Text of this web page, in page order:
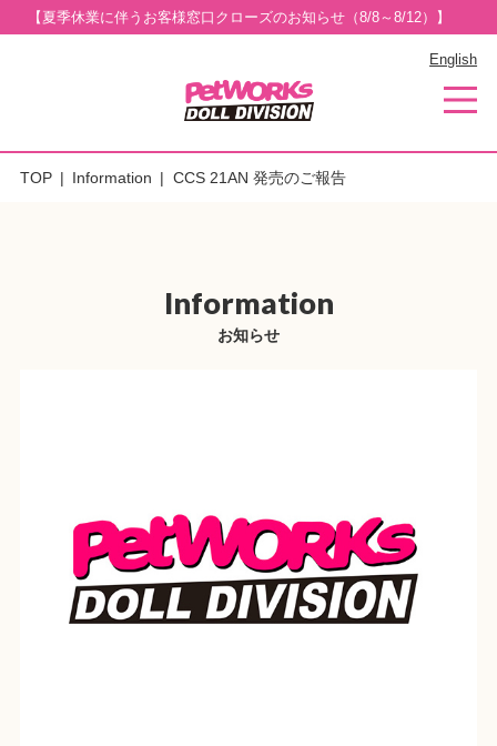
【夏季休業に伴うお客様窓口クローズのお知らせ（8/8～8/12）】
English
TOP Information CCS 21AN 発売のご報告
Information
お知らせ